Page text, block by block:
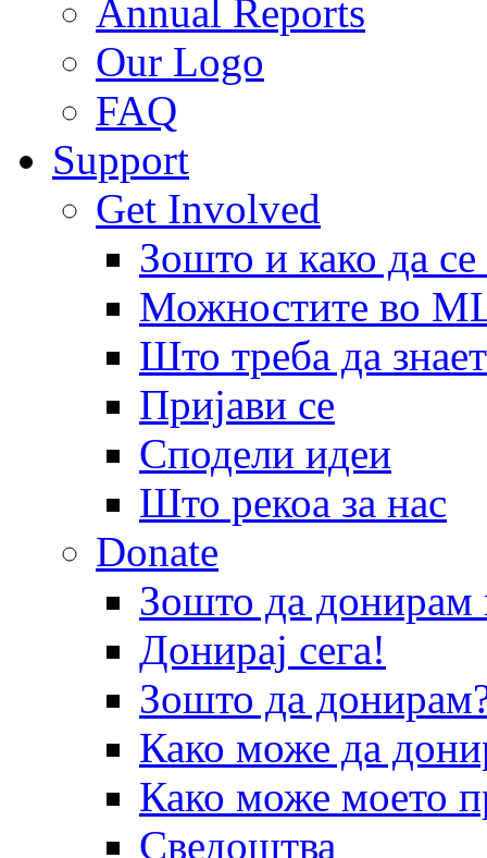
Annual Reports
Our Logo
FAQ
Support
Get Involved
Зошто и како да
Можностите во
Што треба да
Пријави се
Сподели идеи
Што рекоа за нас
Donate
Зошто да
Донирај сега!
Зошто да
Како може да
Како може моето
Сведоштва